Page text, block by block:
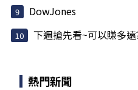
DowJones
下週搶先看~可以賺多遠
熱門新聞